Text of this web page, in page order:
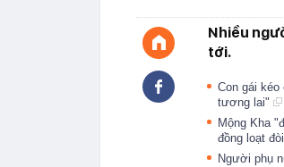
Nhiều
tới.
Con gái
tương lai"
Mộng Kha
đồng loạt
Người phụ